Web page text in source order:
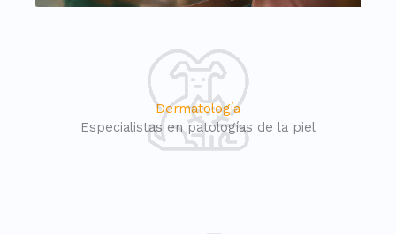
Dermatología
Especialistas en patologías de la piel